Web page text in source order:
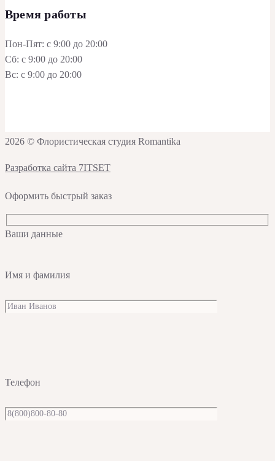
Время работы
Пон-Пят: с 9:00 до 20:00
Сб: с 9:00 до 20:00
Вс: с 9:00 до 20:00
2026 © Флористическая студия Romantika
Разработка сайта 7ITSET
Оформить быстрый заказ
Ваши данные
Имя и фамилия
Телефон